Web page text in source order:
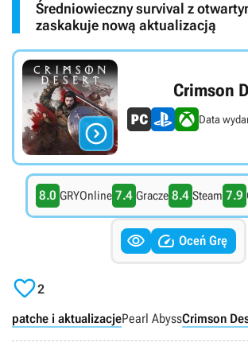
Średniowieczny survival z
zaskakuje nową aktualizacją

Crimson
Data
8.0 GRYOnline 7.4 Gracze 8.4 Steam 7.9
  Oceń Grę
2
patche i aktualizacjePearl AbyssCrimson